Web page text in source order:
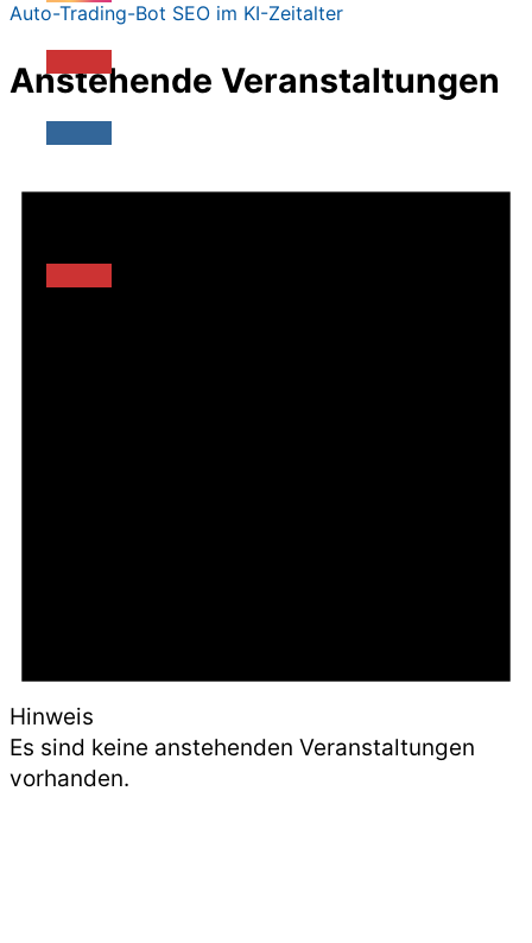
Auto-Trading-Bot SEO im KI-Zeitalter
Anstehende Veranstaltungen
Hinweis
Es sind keine anstehenden Veranstaltungen
vorhanden.